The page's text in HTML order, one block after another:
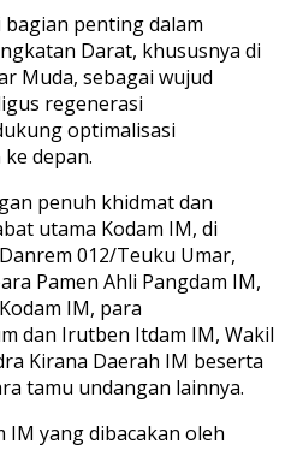
penting dalam
Darat, khususnya di
Muda, sebagai wujud
regenerasi
optimalisasi
depan.
penuh khidmat dan
utama Kodam IM, di
012/Teuku Umar,
Pamen Ahli Pangdam IM,
IM, para
dan Irutben Itdam IM, Wakil
Kirana Daerah IM beserta
tamu undangan lainnya.
IM yang dibacakan oleh